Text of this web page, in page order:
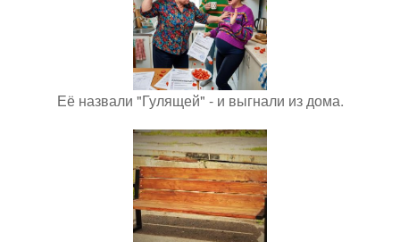
Её назвали "Гулящей" - и выгнали из дома.